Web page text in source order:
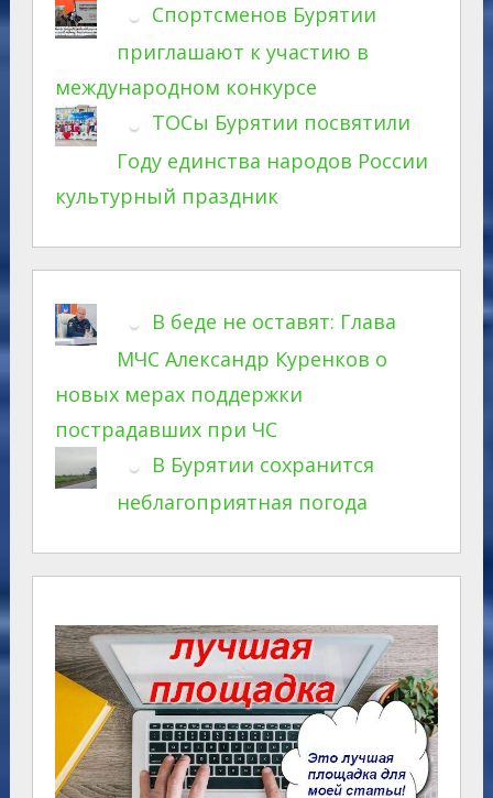
Спортсменов Бурятии
приглашают к участию в
международном конкурсе
ТОСы Бурятии посвятили
Году единства народов России
культурный праздник
В беде не оставят: Глава
МЧС Александр Куренков о
новых мерах поддержки
пострадавших при ЧС
В Бурятии сохранится
неблагоприятная погода